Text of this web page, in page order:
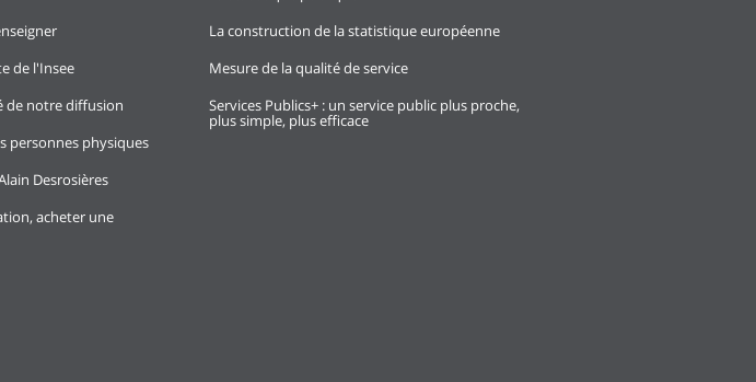
de l'Insee
de notre diffusion
personnes physiques
Desrosières
acheter une
La construction de la statistique européenne
Mesure de la qualité de service
Services Publics+ : un service public plus proche,
plus simple, plus efficace